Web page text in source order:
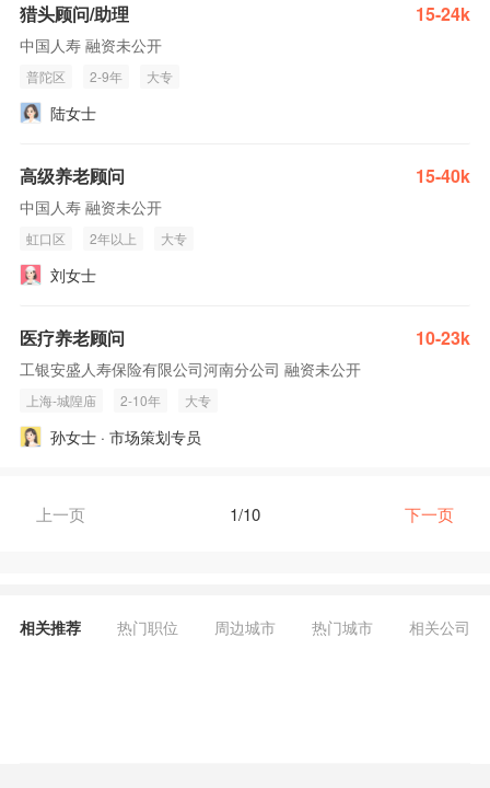
猎头顾问/助理 15-24k
中国人寿 融资未公开
普陀区 2-9年 大专
陆女士
高级养老顾问 15-40k
中国人寿 融资未公开
虹口区 2年以上 大专
刘女士
医疗养老顾问 10-23k
工银安盛人寿保险有限公司河南分公司 融资未公开
上海-城隍庙 2-10年 大专
孙女士 · 市场策划专员
上一页 1/10 下一页
相关推荐 热门职位 周边城市 热门城市 相关公司